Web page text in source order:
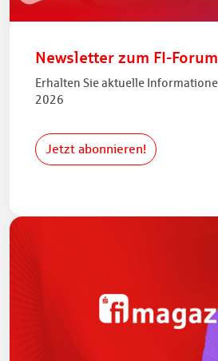
Newsletter zum FI-Forum
Erhalten Sie aktuelle
2026
Jetzt abonnieren!